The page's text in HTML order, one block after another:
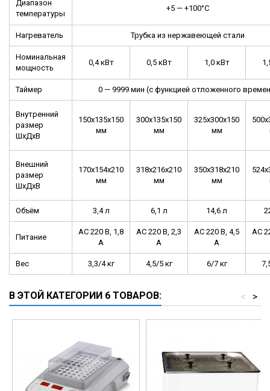
Диапазон
температуры
+5 — +100°С
Нагреватель Трубка из нержавеющей стали
Номинальная
мощность
0,4 кВт 0,5 кВт 1,0 кВт
Таймер 0 — 9999 мин (с функцией отложенного
Внутренний
размер
ШхДхВ
150х135х150
мм
300х135х150
мм
325х300х150
мм
Внешний
размер
ШхДхВ
170х154х210
мм
318х216х210
мм
350х318х210
мм
Объём 3,4 л 6,1 л 14,6 л
Питание
АС 220 В, 1,8
А
АС 220 В, 2,3
А
АС 220 В, 4,5
А
АС
Вес 3,3/4 кг 4,5/5 кг 6/7 кг
В ЭТОЙ КАТЕГОРИИ 6 ТОВАРОВ: >
<